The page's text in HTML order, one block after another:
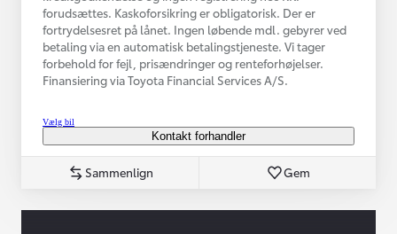
forudsættes. Kaskoforsikring er obligatorisk. Der er
fortrydelsesret på lånet. Ingen løbende mdl. gebyrer ved
betaling via en automatisk betalingstjeneste. Vi tager
forbehold for fejl, prisændringer og renteforhøjelser.
Finansiering via Toyota Financial Services A/S.
Vælg bil
Kontakt forhandler
Sammenlign Gem